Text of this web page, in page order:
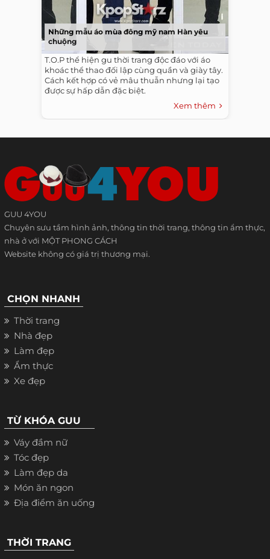
Những mẫu áo mùa đông mỹ nam Hàn yêu
chuộng
T.O.P thể hiện gu thời trang độc đáo với áo
khoác thể thao đối lập cùng quần và giày tây.
Cách kết hợp có vẻ mâu thuẫn nhưng lại tạo
được sự hấp dẫn đặc biệt.
Xem thêm
GUU 4YOU
Chuyên sưu tầm hình ảnh, thông tin thời trang, thông tin ẩm thực,
nhà ở với MỘT PHONG CÁCH
Website không có giá trị thương mại.
CHỌN NHANH
Thời trang
Nhà đẹp
Làm đẹp
Ẩm thực
Xe đẹp
TỪ KHÓA GUU
Váy đầm nữ
Tóc đẹp
Làm đẹp da
Món ăn ngon
Địa điểm ăn uống
THỜI TRANG